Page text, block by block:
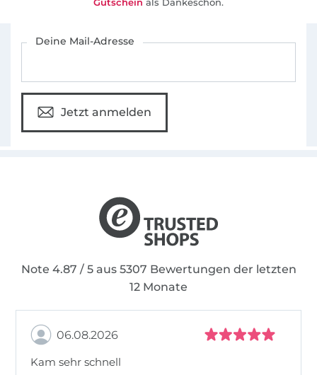
Deine Mail-Adresse
Jetzt anmelden
Note 4.87 / 5 aus 5307 Bewertungen der letzten
12 Monate
06.08.2026
Kam sehr schnell